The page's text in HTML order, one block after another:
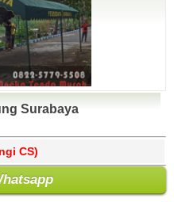
Surabaya
CS)